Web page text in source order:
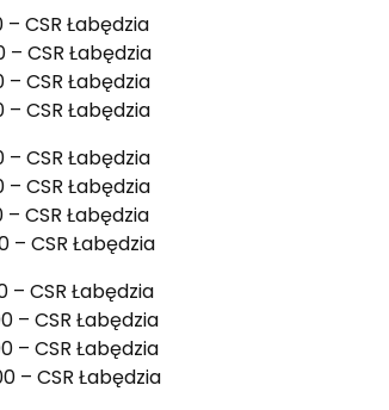
CSR Łabędzia
CSR Łabędzia
CSR Łabędzia
CSR Łabędzia
CSR Łabędzia
CSR Łabędzia
CSR Łabędzia
– CSR Łabędzia
– CSR Łabędzia
– CSR Łabędzia
– CSR Łabędzia
– CSR Łabędzia